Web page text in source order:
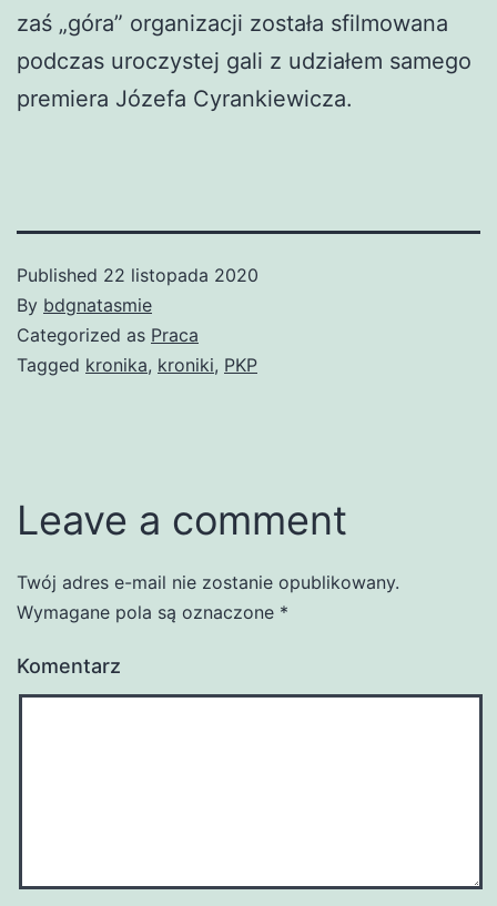
zaś „góra” organizacji została sfilmowana
podczas uroczystej gali z udziałem samego
premiera Józefa Cyrankiewicza.
Published 22 listopada 2020
By bdgnatasmie
Categorized as Praca
Tagged kronika, kroniki, PKP
Leave a comment
Twój adres e-mail nie zostanie opublikowany.
Wymagane pola są oznaczone *
Komentarz